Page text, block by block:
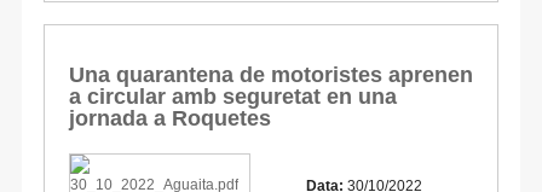
Una quarantena de motoristes aprenen
a circular amb seguretat en una
jornada a Roquetes
Data: 30/10/2022